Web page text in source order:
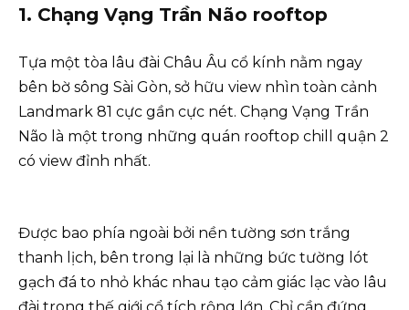
1. Chạng Vạng Trần Não rooftop
Tựa một tòa lâu đài Châu Âu cổ kính nằm ngay
bên bờ sông Sài Gòn, sở hữu view nhìn toàn cảnh
Landmark 81 cực gần cực nét. Chạng Vạng Trần
Não là một trong những quán rooftop chill quận 2
có view đỉnh nhất.
Được bao phía ngoài bởi nền tường sơn trắng
thanh lịch, bên trong lại là những bức tường lót
gạch đá to nhỏ khác nhau tạo cảm giác lạc vào lâu